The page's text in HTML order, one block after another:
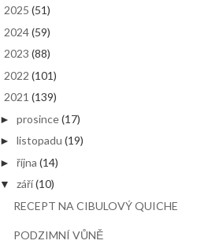
2025 (51)
2024 (59)
2023 (88)
2022 (101)
2021 (139)
►prosince(17)
►listopadu (19)
►října (14)
▼ září(10)
RECEPT NA CIBULOVÝ QUICHE
PODZIMNÍ VŮNĚ